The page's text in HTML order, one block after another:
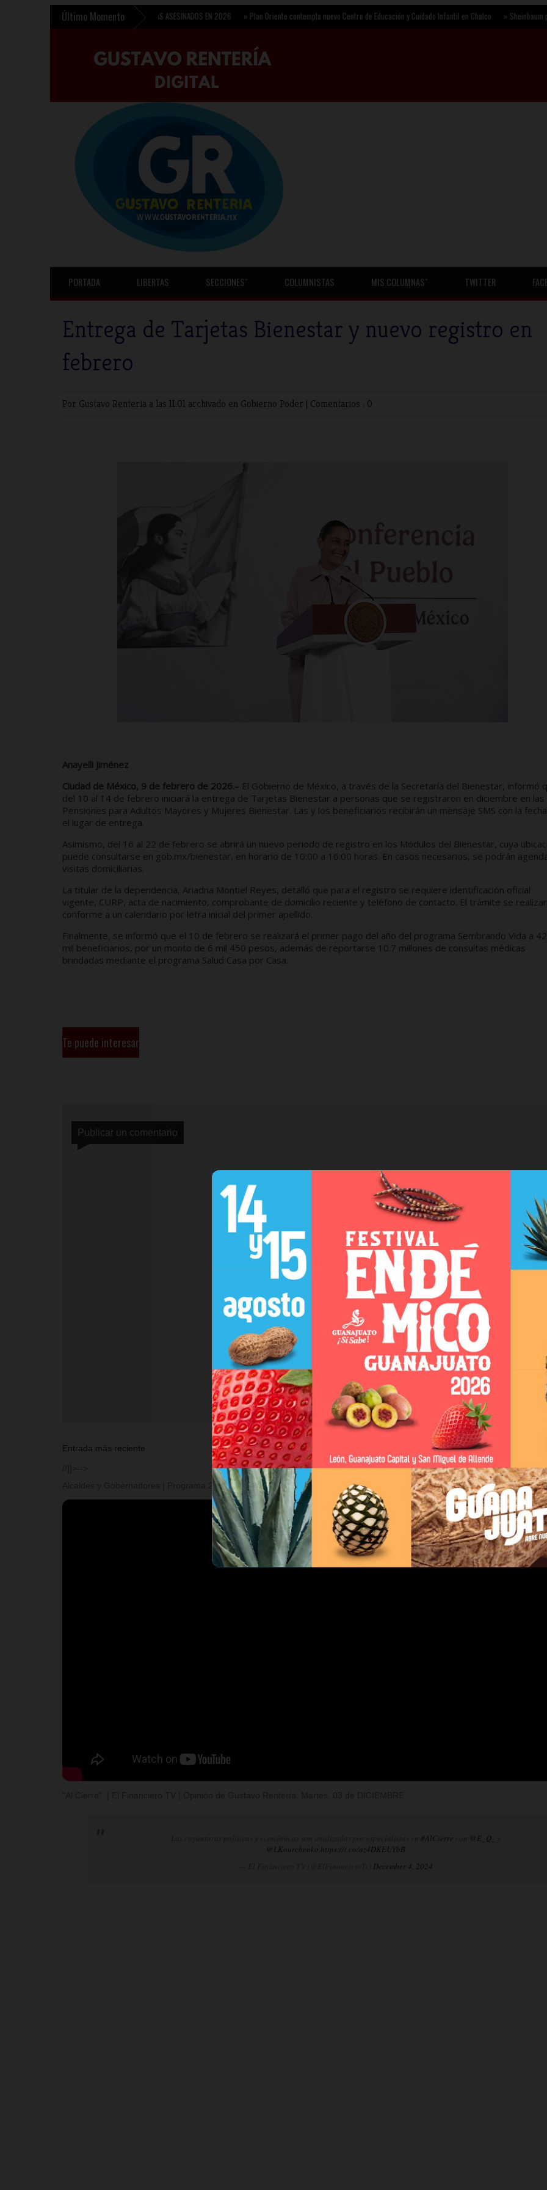
Último Momento
SON 6 LOS PERIODISTAS ASESINADOS EN 2026 »Plan Oriente contempla nuevo Centro de Educación y Cuidado Infantil en Chalco »Sheinbaum presenta
PORTADA LIBERTAS SECCIONESˇ COLUMNISTAS MIS COLUMNASˇ TWITTER
Entrega de Tarjetas Bienestar y nuevo registro en
febrero
Por Gustavo Rentería a las 11:01 archivado en Gobierno Poder | Comentarios : 0
Anayelli Jiménez
Ciudad de México, 9 de febrero de 2026.– El Gobierno de México, a través de la Secretaría del Bienestar, informó
del 10 al 14 de febrero iniciará la entrega de Tarjetas Bienestar a personas que se registraron en diciembre en las
Pensiones para Adultos Mayores y Mujeres Bienestar. Las y los beneficiarios recibirán un mensaje SMS con la
el lugar de entrega.
Asimismo, del 16 al 22 de febrero se abrirá un nuevo periodo de registro en los Módulos del Bienestar, cuya
puede consultarse en gob.mx/bienestar, en horario de 10:00 a 16:00 horas. En casos necesarios, se podrán
visitas domiciliarias.
La titular de la dependencia, Ariadna Montiel Reyes, detalló que para el registro se requiere identificación oficial
vigente, CURP, acta de nacimiento, comprobante de domicilio reciente y teléfono de contacto. El trámite se
conforme a un calendario por letra inicial del primer apellido.
Finalmente, se informó que el 10 de febrero se realizará el primer pago del año del programa Sembrando Vida a
mil beneficiarios, por un monto de 6 mil 450 pesos, además de reportarse 10.7 millones de consultas médicas
brindadas mediante el programa Salud Casa por Casa.
Te puede interesar
Publicar un comentario
Entrada más reciente
Alcaldes y Gobernadores | Programa 2 | Temporada IV
#AlCierre @E_Q_
@LKourchenko https://t.co/az4DKEUYbB
December 4, 2024